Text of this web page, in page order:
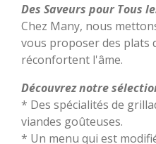
Des Saveurs pour Tous
Chez Many, nous
vous proposer des plats
réconfortent l'âme.
Découvrez notre
* Des spécialités de
viandes goûteuses.
* Un menu qui est